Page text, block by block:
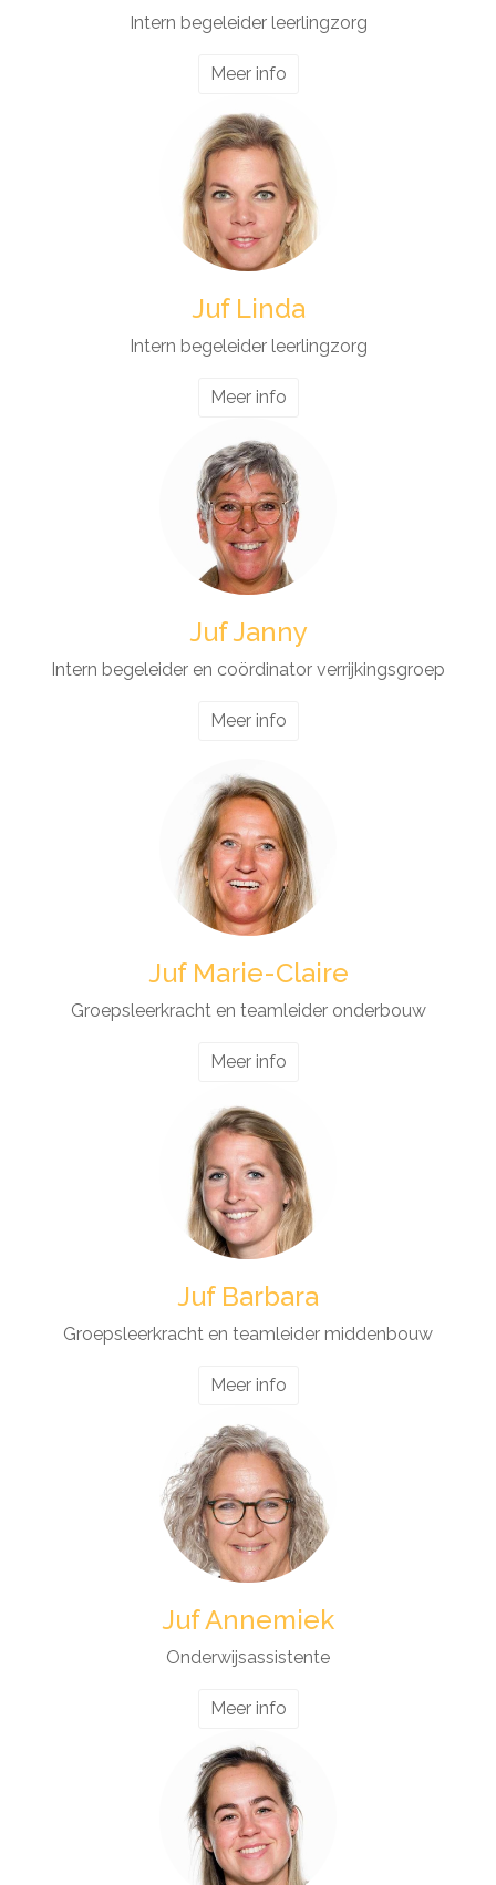
Intern begeleider leerlingzorg
Meer info
Juf Linda
Intern begeleider leerlingzorg
Meer info
Juf Janny
Intern begeleider en coördinator verrijkingsgroep
Meer info
Juf Marie-Claire
Groepsleerkracht en teamleider onderbouw
Meer info
Juf Barbara
Groepsleerkracht en teamleider middenbouw
Meer info
Juf Annemiek
Onderwijsassistente
Meer info